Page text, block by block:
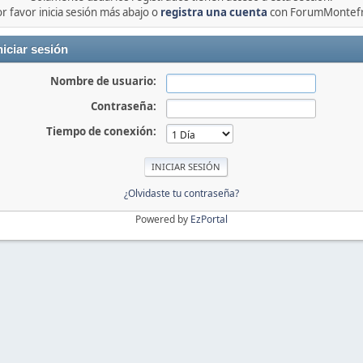
favor inicia sesión más abajo o registra una cuenta con
sesión
Nombre de usuario:
Contraseña:
Tiempo de conexión:
¿Olvidaste tu contraseña?
Powered by EzPortal